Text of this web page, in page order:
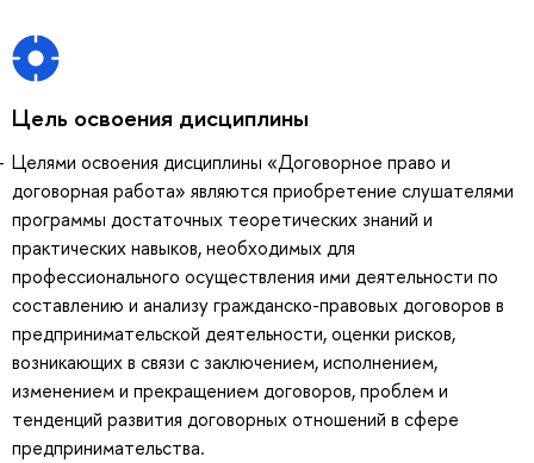
Цель освоения дисциплины
Целями освоения дисциплины «Договорное право и
договорная работа» являются приобретение слушателями
программы достаточных теоретических знаний и
практических навыков, необходимых для
профессионального осуществления ими деятельности по
составлению и анализу гражданско-правовых договоров в
предпринимательской деятельности, оценки рисков,
возникающих в связи с заключением, исполнением,
изменением и прекращением договоров, проблем и
тенденций развития договорных отношений в сфере
предпринимательства.